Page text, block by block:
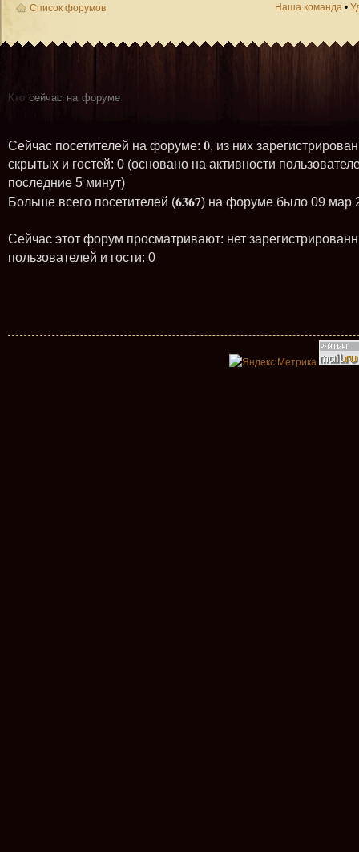
Список форумов Наша команда •
Кто сейчас на форуме
Сейчас посетителей на форуме: 0, из них
скрытых и гостей: 0 (основано на активности
последние 5 минут)
Больше всего посетителей (6367) на форуме было 09 мар
Сейчас этот форум просматривают: нет
пользователей и гости: 0